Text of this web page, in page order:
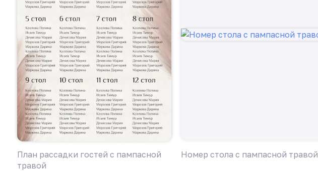
План рассадки гостей с пампасной
травой
Номер стола с пампасной травой